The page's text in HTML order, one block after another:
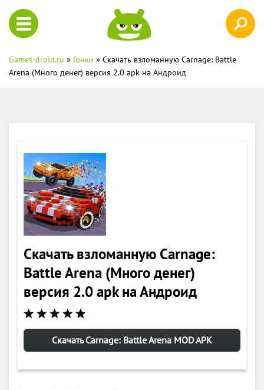
Games-droid.ru » Гонки » Скачать взломанную Carnage: Battle
Arena (Много денег) версия 2.0 apk на Андроид
Скачать взломанную Carnage:
Battle Arena (Много денег)
версия 2.0 apk на Андроид
Скачать Carnage: Battle Arena MOD APK